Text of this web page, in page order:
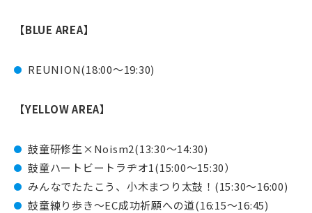
【BLUE AREA】
REUNION(18:00～19:30)
【YELLOW AREA】
鼓童研修生×Noism2(13:30〜14:30)
鼓童ハートビートラヂオ1(15:00～15:30）
みんなでたたこう、小木まつり太鼓！(15:30〜16:00)
鼓童練り歩き〜EC成功祈願への道(16:15〜16:45)